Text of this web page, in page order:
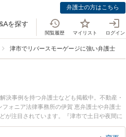
弁護士の方はこちら
を探す
閲覧履歴 マイリスト ログイン
津市でリバースモーゲージに強い弁護士
決事例を持つ弁護士なども掲載中。不動産・
ォニア法律事務所の伊賀 恵弁護士や弁護士
が注目されています。『津市で土日や夜間に
績豊富な近くの弁護士を検索したい』『初回
す。